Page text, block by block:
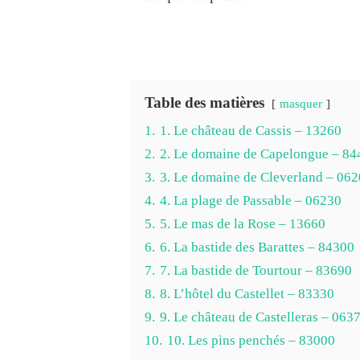
Table des matières masquer
1. 1. Le château de Cassis – 13260
2. 2. Le domaine de Capelongue –
3. 3. Le domaine de Cleverland –
4. 4. La plage de Passable – 06230
5. 5. Le mas de la Rose – 13660
6. 6. La bastide des Barattes – 84300
7. 7. La bastide de Tourtour – 83690
8. 8. L’hôtel du Castellet – 83330
9. 9. Le château de Castelleras –
10. 10. Les pins penchés – 83000